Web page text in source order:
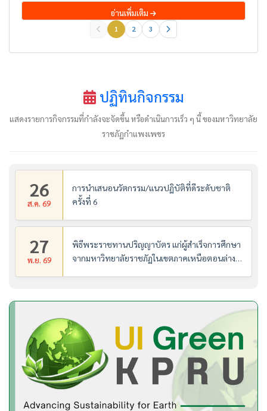
1 2 3
อ่านเพิ่มเติม
ปฏิทินกิจกรรม
แสดงรายการกิจกรรมที่กำลังจะจัดขึ้น หรือดำเนินการเร็ว ๆ นี้ ของมหาวิทยาลัย
ราชภัฏกำแพงเพชร
26
ส.ค. 69
การนำเสนอนวัตกรรม/แนวปฏิบัติที่ดีระดับชาติ
ครั้งที่ 6
27
พ.ย. 69
พิธีพระราชทานปริญญาบัตร แก่ผู้สำเร็จการศึกษา
จากมหาวิทยาลัยราชภัฏในเขตภาคเหนือตอนล่าง